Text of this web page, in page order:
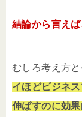
結論から言え
むしろ考え方
イほどビジネ
伸ばすのに効